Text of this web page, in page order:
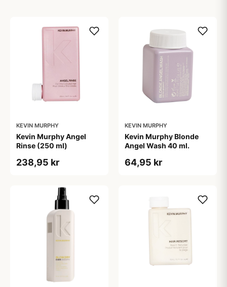
KEVIN MURPHY
Kevin Murphy Angel
Rinse (250 ml)
238,95 kr
KEVIN MURPHY
Kevin Murphy Blonde
Angel Wash 40 ml.
64,95 kr